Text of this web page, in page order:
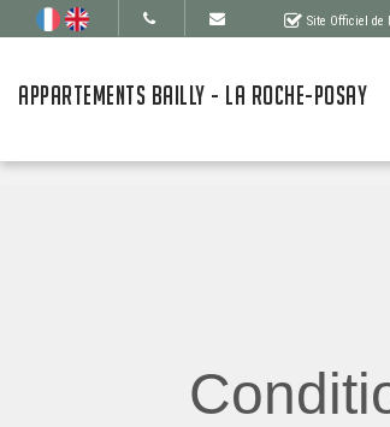
Site Officiel de
APPARTEMENTS BAILLY - LA ROCHE-POSAY